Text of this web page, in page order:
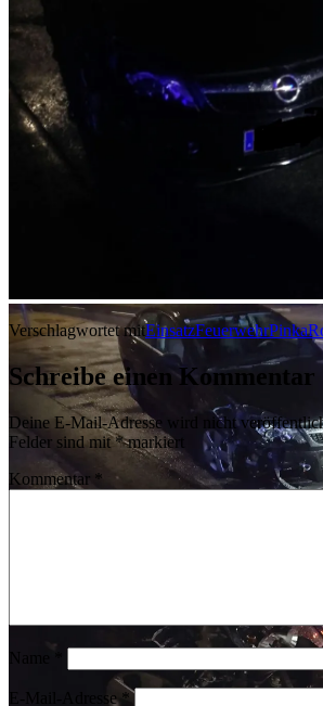
Verschlagwortet mitEinsatzFeuerwehrPinka
Schreibe einen Kommentar
Deine E-Mail-Adresse wird nicht
Felder sind mit*markiert
Kommentar *
E-Mail-Adresse *